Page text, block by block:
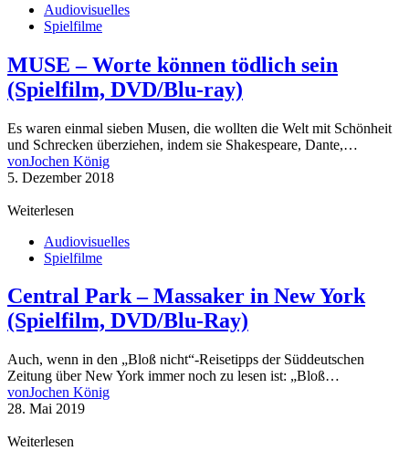
Audiovisuelles
Spielfilme
MUSE – Worte können tödlich sein
(Spielfilm, DVD/Blu-ray)
Es waren einmal sieben Musen, die wollten die Welt mit Schönheit
und Schrecken überziehen, indem sie Shakespeare, Dante,…
vonJochen König
5. Dezember 2018
Weiterlesen
Audiovisuelles
Spielfilme
Central Park – Massaker in New York
(Spielfilm, DVD/Blu-Ray)
Auch, wenn in den „Bloß nicht“-Reisetipps der Süddeutschen
Zeitung über New York immer noch zu lesen ist: „Bloß…
vonJochen König
28. Mai 2019
Weiterlesen